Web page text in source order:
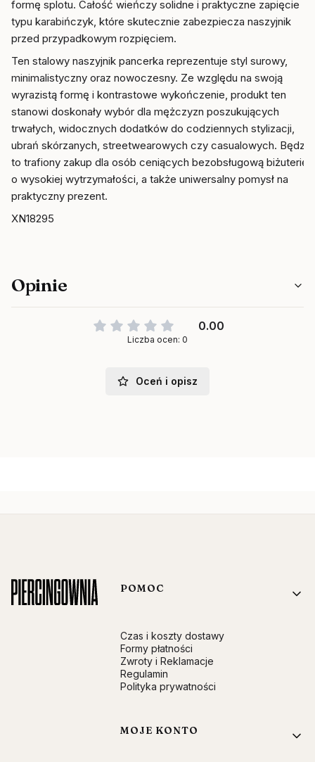
formę splotu. Całość wieńczy solidne i praktyczne zapięcie
typu karabińczyk, które skutecznie zabezpiecza naszyjnik
przed przypadkowym rozpięciem.
Ten stalowy naszyjnik pancerka reprezentuje styl surowy,
minimalistyczny oraz nowoczesny. Ze względu na swoją
wyrazistą formę i kontrastowe wykończenie, produkt ten
stanowi doskonały wybór dla mężczyzn poszukujących
trwałych, widocznych dodatków do codziennych stylizacji,
ubrań skórzanych, streetwearowych czy casualowych. Będzie
to trafiony zakup dla osób ceniących bezobsługową biżuterię
o wysokiej wytrzymałości, a także uniwersalny pomysł na
praktyczny prezent.
XN18295
Opinie
0.00
Liczba ocen: 0
Oceń i opisz
Linki w stopce
POMOC
Czas i koszty dostawy
Formy płatności
Zwroty i Reklamacje
Regulamin
Polityka prywatności
MOJE KONTO